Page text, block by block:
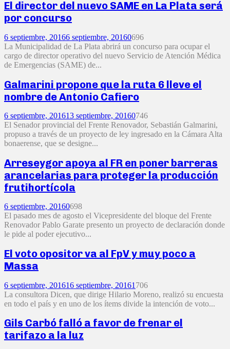
El director del nuevo SAME en La Plata será
por concurso
6 septiembre, 20166 septiembre, 20160696
La Municipalidad de La Plata abrirá un concurso para ocupar el
cargo de director operativo del nuevo Servicio de Atención Médica
de Emergencias (SAME) de...
Galmarini propone que la ruta 6 lleve el
nombre de Antonio Cafiero
6 septiembre, 201613 septiembre, 20160746
El Senador provincial del Frente Renovador, Sebastián Galmarini,
propuso a través de un proyecto de ley ingresado en la Cámara Alta
bonaerense, que se designe...
Arreseygor apoya al FR en poner barreras
arancelarias para proteger la producción
frutihortícola
6 septiembre, 20160698
El pasado mes de agosto el Vicepresidente del bloque del Frente
Renovador Pablo Garate presento un proyecto de declaración donde
le pide al poder ejecutivo...
El voto opositor va al FpV y muy poco a
Massa
6 septiembre, 201616 septiembre, 20161 706
La consultora Dicen, que dirige Hilario Moreno, realizó su encuesta
en todo el país y en uno de los ítems divide la intención de voto...
Gils Carbó falló a favor de frenar el
tarifazo a la luz